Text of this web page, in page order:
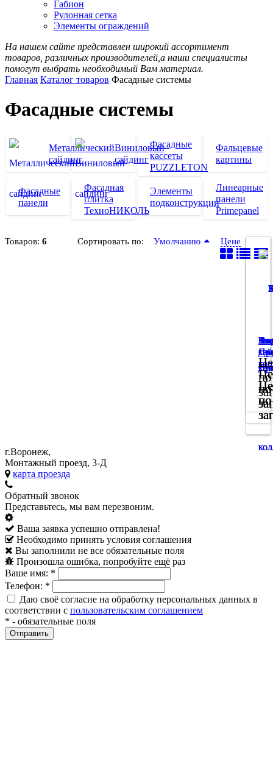
Габион
Рулонная сетка
Элементы ограждений
На нашем сайте представлен широкий ассортимент
товаров, различных производителей,а наши специалисты
помогут выбрать необходимый Вам материал.
Главная Каталог товаров Фасадные системы
Фасадные системы
Металлический
сайдинг
Виниловый
сайдинг
Фасадные
кассеты
PUZZLETON
Фальцевые
картины
Фасадные
панели
Фасадная
плитка
ТехноНИКОЛЬ
Элементы
подконструкции
Линеарные
панели
Primepanel
Товаров: 6 Сортировать по: Умолчанию Цене
по
по
по
по
по
по
г.Воронеж,
Монтажный проезд, 3-Д
карта проезда
Обратный звонок
Представьтесь, мы вам перезвоним.
Ваша заявка успешно отправлена!
Необходимо принять условия соглашения
Вы заполнили не все обязательные поля
Произошла ошибка, попробуйте ещё раз
Ваше имя: *
Телефон: *
Даю своё согласие на обработку персональных данных в
соответствии с пользовательским соглашением
* - обязательные поля